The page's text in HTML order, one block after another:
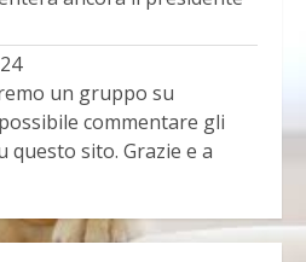
un gruppo su
commentare gli
questo sito. Grazie e a